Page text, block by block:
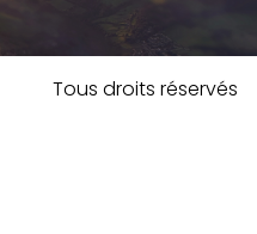
Tous droits réservés